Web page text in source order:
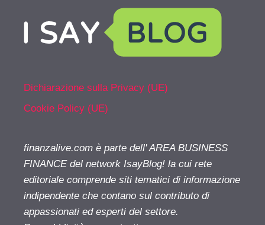
Dichiarazione sulla Privacy (UE)
Cookie Policy (UE)
finanzalive.com è parte dell' AREA BUSINESS
FINANCE del network IsayBlog! la cui rete
editoriale comprende siti tematici di informazione
indipendente che contano sul contributo di
appassionati ed esperti del settore.